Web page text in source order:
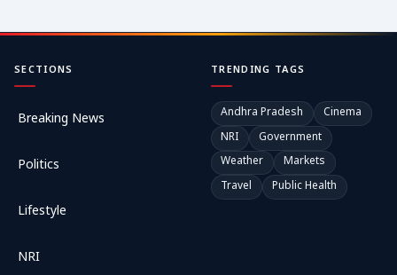
SECTIONS
Breaking News
Politics
Lifestyle
NRI
TRENDING TAGS
Andhra Pradesh
Cinema
NRI
Government
Weather
Markets
Travel
Public Health